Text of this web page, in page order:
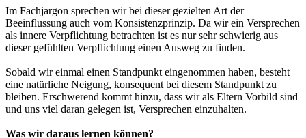
Im Fachjargon sprechen wir bei dieser gezielten Art der
Beeinflussung auch vom Konsistenzprinzip. Da wir ein Versprechen
als innere Verpflichtung betrachten ist es nur sehr schwierig aus
dieser gefühlten Verpflichtung einen Ausweg zu finden.
Sobald wir einmal einen Standpunkt eingenommen haben, besteht
eine natürliche Neigung, konsequent bei diesem Standpunkt zu
bleiben. Erschwerend kommt hinzu, dass wir als Eltern Vorbild sind
und uns viel daran gelegen ist, Versprechen einzuhalten.
Was wir daraus lernen können?